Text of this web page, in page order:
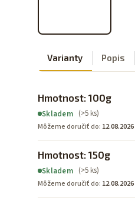
Varianty Popis
Hmotnost: 100g
Skladem (>5 ks)
Môžeme doručiť do: 12.08.2026
Hmotnost: 150g
Skladem (>5 ks)
Môžeme doručiť do: 12.08.2026